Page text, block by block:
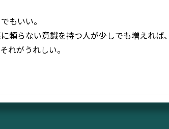
もいい。
頼らない意識を持つ人が少しでも増えれば
れがうれしい。